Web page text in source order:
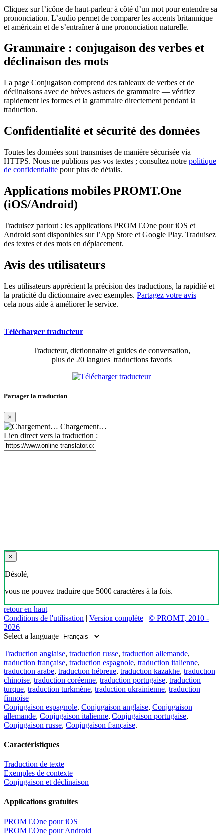
Cliquez sur l’icône de haut-parleur à côté d’un mot pour entendre sa
prononciation. L’audio permet de comparer les accents britannique
et américain et de s’entraîner à une prononciation naturelle.
Grammaire : conjugaison des verbes et
déclinaison des mots
La page Conjugaison comprend des tableaux de verbes et de
déclinaisons avec de brèves astuces de grammaire — vérifiez
rapidement les formes et la grammaire directement pendant la
traduction.
Confidentialité et sécurité des données
Toutes les données sont transmises de manière sécurisée via
HTTPS. Nous ne publions pas vos textes ; consultez notre politique
de confidentialité pour plus de détails.
Applications mobiles PROMT.One
(iOS/Android)
Traduisez partout : les applications PROMT.One pour iOS et
Android sont disponibles sur l’App Store et Google Play. Traduisez
des textes et des mots en déplacement.
Avis des utilisateurs
Les utilisateurs apprécient la précision des traductions, la rapidité et
la praticité du dictionnaire avec exemples. Partagez votre avis —
cela nous aide à améliorer le service.
Télécharger traducteur
Traducteur, dictionnaire et guides de conversation,
plus de 20 langues, traductions favoris
Partager la traduction
×
Chargement…
Lien direct vers la traduction :
×
Désolé,
vous ne pouvez traduire que 5000 caractères à la fois.
retour en haut
Conditions de l'utilisation | Version complète | © PROMT, 2010 -
2026
Select a language
Traduction anglaise, traduction russe, traduction allemande,
traduction française, traduction espagnole, traduction italienne,
traduction arabe, traduction hébreue, traduction kazakhe, traduction
chinoise, traduction coréenne, traduction portugaise, traduction
turque, traduction turkmène, traduction ukrainienne, traduction
finnoise
Conjugaison espagnole, Conjugaison anglaise, Conjugaison
allemande, Conjugaison italienne, Conjugaison portugaise,
Conjugaison russe, Conjugaison française.
Caractéristiques
Traduction de texte
Exemples de contexte
Conjugaison et déclinaison
Applications gratuites
PROMT.One pour iOS
PROMT.One pour Android